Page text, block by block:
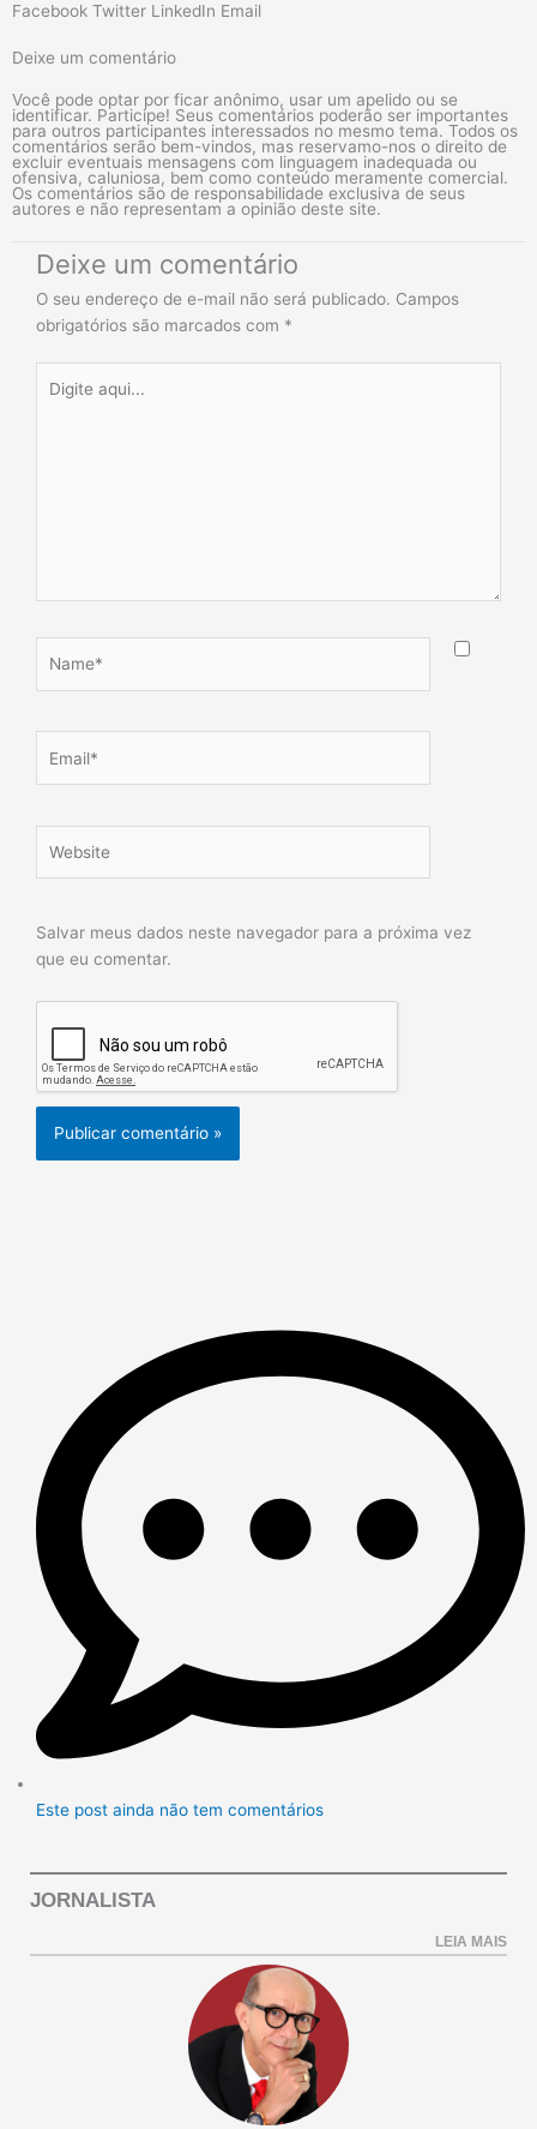
Facebook Twitter LinkedIn Email
Deixe um comentário
Você pode optar por ficar anônimo, usar um apelido ou se
identificar. Participe! Seus comentários poderão ser importantes
para outros participantes interessados no mesmo tema. Todos os
comentários serão bem-vindos, mas reservamo-nos o direito de
excluir eventuais mensagens com linguagem inadequada ou
ofensiva, caluniosa, bem como conteúdo meramente comercial.
Os comentários são de responsabilidade exclusiva de seus
autores e não representam a opinião deste site.
Deixe um comentário
O seu endereço de e-mail não será publicado. Campos
obrigatórios são marcados com *
aqui...
Salvar meus dados neste navegador para a próxima vez
que eu comentar.
Este post ainda não tem comentários
JORNALISTA
LEIA MAIS